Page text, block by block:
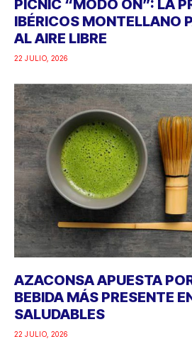
PICNIC “MODO ON”: LA
IBÉRICOS MONTELLANO
AL AIRE LIBRE
22 JULIO, 2026
AZACONSA APUESTA
BEBIDA MÁS PRESENTE
SALUDABLES
22 JULIO, 2026